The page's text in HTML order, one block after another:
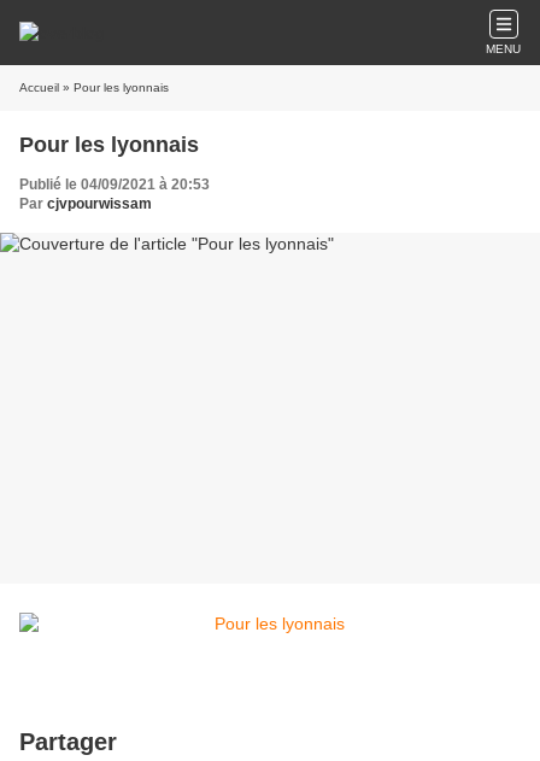
MENU
Accueil » Pour les lyonnais
Pour les lyonnais
Publié le 04/09/2021 à 20:53
Par cjvpourwissam
Partager